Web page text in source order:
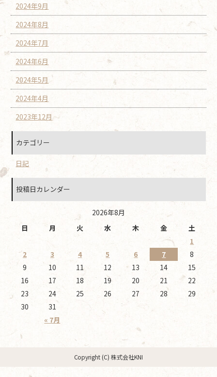
2024年9月
2024年8月
2024年7月
2024年6月
2024年5月
2024年4月
2023年12月
カテゴリー
日記
投稿日カレンダー
2026年8月
日
月 火 水 木 金 土
« 7月
1
2
3 4 5 6 7
8
9
10 11 12 13 14
15
16
17 18 19 20 21
22
23
24 25 26 27 28
29
30
31
Copyright (C) 株式会社KNI